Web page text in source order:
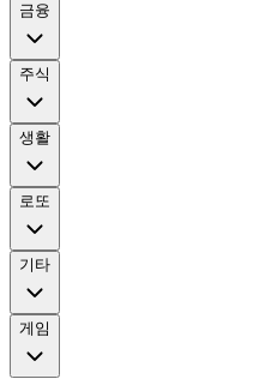
금융
주식
생활
로또
기타
게임